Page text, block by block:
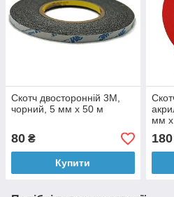
Скотч двосторонній 3M,
чорний, 5 мм x 50 м
80 ₴
Купити
мм
180